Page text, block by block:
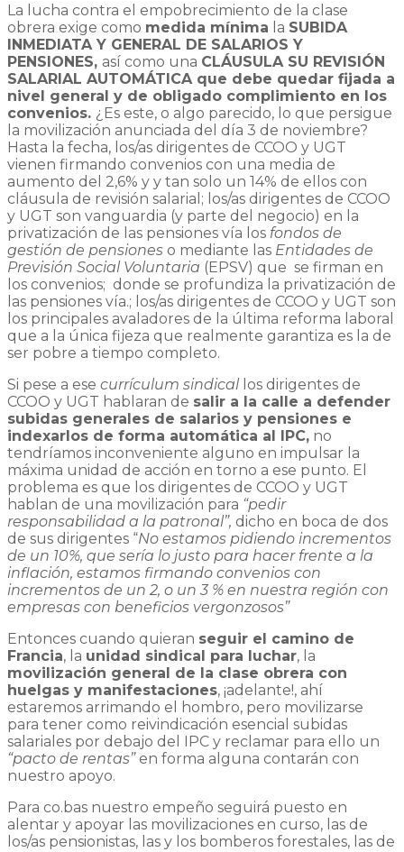
La lucha contra el empobrecimiento de la clase
obrera exige como medida mínima la SUBIDA
INMEDIATA Y GENERAL DE SALARIOS Y
PENSIONES, así como una CLÁUSULA SU REVISIÓN
SALARIAL AUTOMÁTICA que debe quedar fijada a
nivel general y de obligado complimiento en los
convenios. ¿Es este, o algo parecido, lo que persigue
la movilización anunciada del día 3 de noviembre?
Hasta la fecha, los/as dirigentes de CCOO y UGT
vienen firmando convenios con una media de
aumento del 2,6% y y tan solo un 14% de ellos con
cláusula de revisión salarial; los/as dirigentes de CCOO
y UGT son vanguardia (y parte del negocio) en la
privatización de las pensiones vía los fondos de
gestión de pensiones o mediante las Entidades de
Previsión Social Voluntaria (EPSV) que se firman en
los convenios; donde se profundiza la privatización de
las pensiones vía.; los/as dirigentes de CCOO y UGT son
los principales avaladores de la última reforma laboral
que a la única fijeza que realmente garantiza es la de
ser pobre a tiempo completo.
Si pese a ese currículum sindicallos dirigentes de
CCOO y UGT hablaran de salir a la calle a defender
subidas generales de salarios y pensiones e
indexarlos de forma automática al IPC, no
tendríamos inconveniente alguno en impulsar la
máxima unidad de acción en torno a ese punto. El
problema es que los dirigentes de CCOO y UGT
hablan de una movilización para “pedir
responsabilidad a la patronal”, dicho en boca de dos
de sus dirigentes “No estamos pidiendo incrementos
de un 10%, que sería lo justo para hacer frente a la
inflación, estamos firmando convenios con
incrementos de un 2, o un 3 % en nuestra región con
empresas con beneficios vergonzosos”
Entonces cuando quieran seguir el camino de
Francia, la unidad sindical para luchar, la
movilización general de la clase obrera con
huelgas y manifestaciones, ¡adelante!, ahí
estaremos arrimando el hombro, pero movilizarse
para tener como reivindicación esencial subidas
salariales por debajo del IPC y reclamar para ello un
“pacto de rentas”en forma alguna contarán con
nuestro apoyo.
Para co.bas nuestro empeño seguirá puesto en
alentar y apoyar las movilizaciones en curso, las de
los/as pensionistas, las y los bomberos forestales, las de